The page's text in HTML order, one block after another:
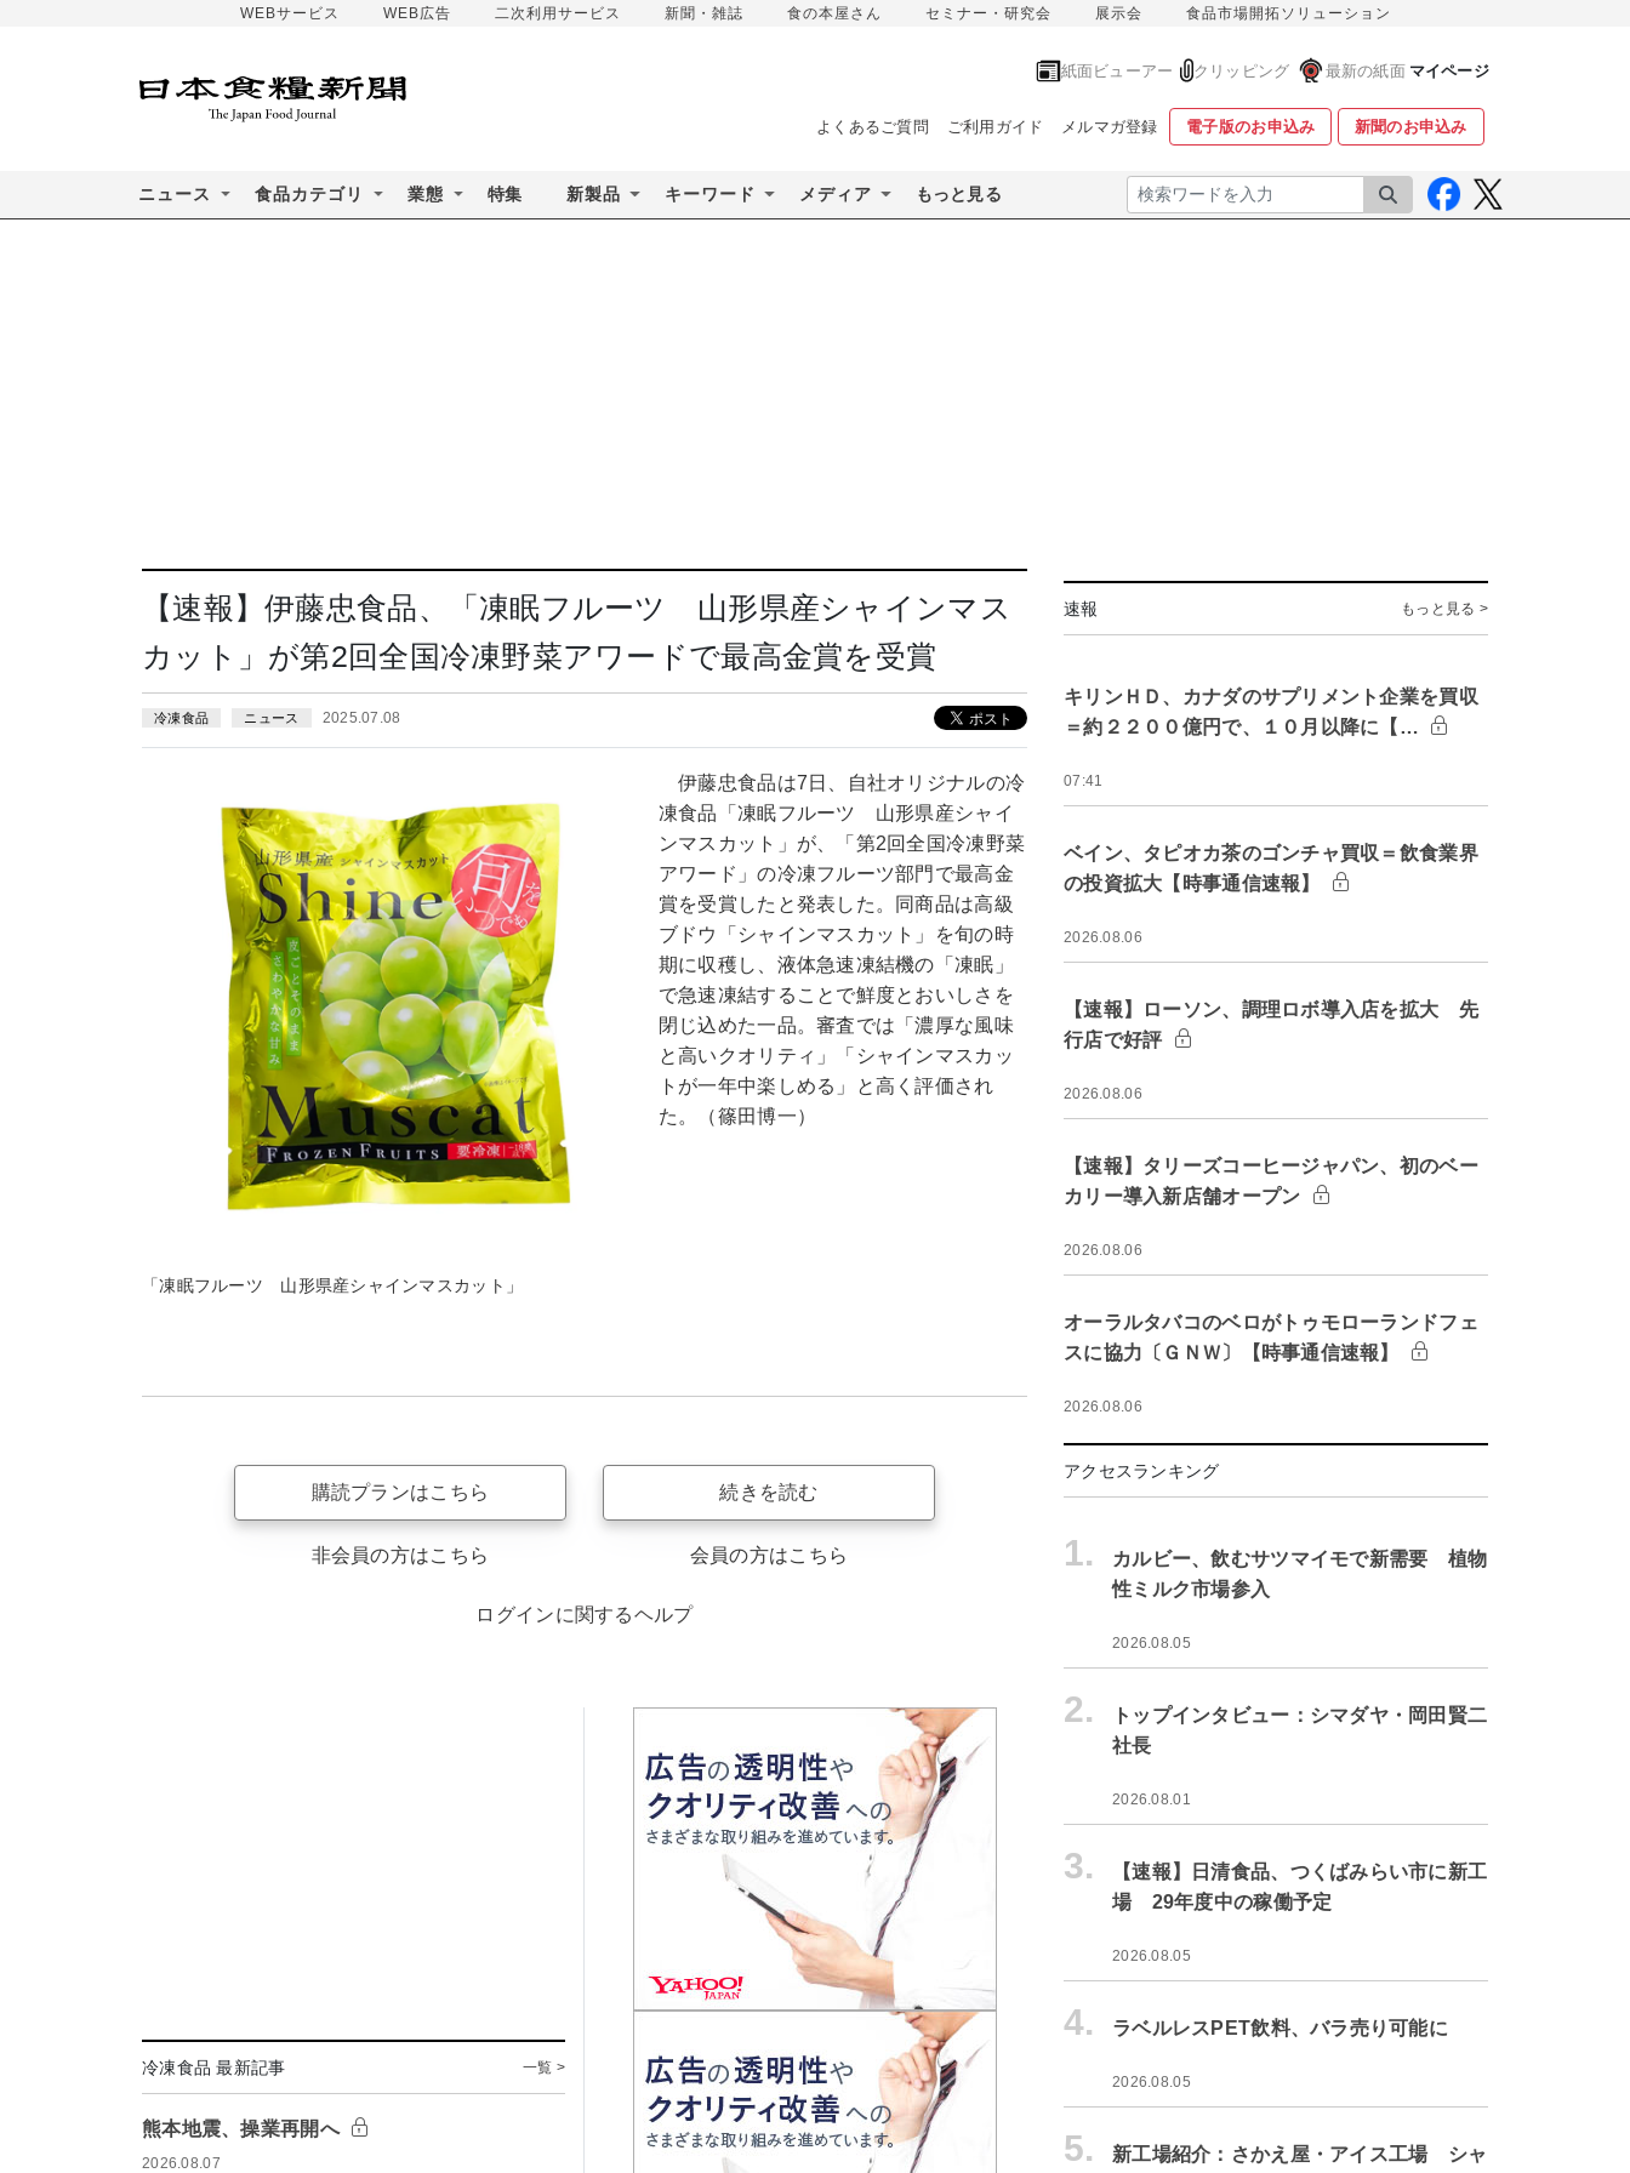
WEBサービス WEB広告 二次利用サービス 新聞・雑誌 食の本屋さん セミナー・研究会 展示会 食品市場開拓ソリューション
紙面ビューアー クリッピング 最新の紙面 マイページ
よくあるご質問 ご利用ガイド メルマガ登録 電子版のお申込み 新聞のお申込み
ニュース 食品カテゴリ 業態 特集 新製品 キーワード メディア もっと見る 検索
【速報】伊藤忠食品、「凍眠フルーツ 山形県産シャインマス
カット」が第2回全国冷凍野菜アワードで最高金賞を受賞
冷凍食品 ニュース 2025.07.08
「凍眠フルーツ 山形県産シャインマスカット」
伊藤忠食品は7日、自社オリジナルの冷
凍食品「凍眠フルーツ 山形県産シャイ
ンマスカット」が、「第2回全国冷凍野菜
アワード」の冷凍フルーツ部門で最高金
賞を受賞したと発表した。同商品は高級
ブドウ「シャインマスカット」を旬の時
期に収穫し、液体急速凍結機の「凍眠」
で急速凍結することで鮮度とおいしさを
閉じ込めた一品。審査では「濃厚な風味
と高いクオリティ」「シャインマスカッ
トが一年中楽しめる」と高く評価され
た。（篠田博一）
購読プランはこちら
非会員の方はこちら
続きを読む
会員の方はこちら
ログインに関するヘルプ
冷凍食品 最新記事 一覧 >
熊本地震、操業再開へ
2026.08.07
速報 もっと見る >
キリンＨＤ、カナダのサプリメント企業を買収
＝約２２００億円で、１０月以降に【…
07:41
ベイン、タピオカ茶のゴンチャ買収＝飲食業界
の投資拡大【時事通信速報】
2026.08.06
【速報】ローソン、調理ロボ導入店を拡大 先
行店で好評
2026.08.06
【速報】タリーズコーヒージャパン、初のベー
カリー導入新店舗オープン
2026.08.06
オーラルタバコのベロがトゥモローランドフェ
スに協力〔ＧＮＷ〕【時事通信速報】
2026.08.06
アクセスランキング
1.
カルビー、飲むサツマイモで新需要 植物
性ミルク市場参入
2026.08.05
2.
トップインタビュー：シマダヤ・岡田賢二
社長
2026.08.01
3.
【速報】日清食品、つくばみらい市に新工
場 29年度中の稼働予定
2026.08.05
4. ラベルレスPET飲料、バラ売り可能に
2026.08.05
5. 新工場紹介：さかえ屋・アイス工場 シャ